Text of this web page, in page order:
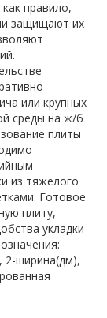
правило,
защищают их
или крупных
среды на ж/б
плиты
из тяжелого
Готовое
плиту,
укладки
2-ширина(дм),